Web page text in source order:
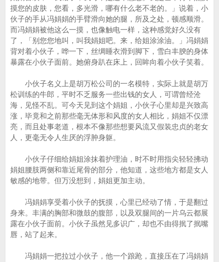
摸您的皮肤，您看，多光滑，哪有什么老不老的。」说着，小
伙子的手从冯娟娟的手臂滑向她的腿，所及之处，顿感顺滑。
而冯娟娟被他这么一摸，也像触电一样，这种感觉好久没有
了，「别您您地叫，叫我娟姐吧。来，给姐涂涂油。」冯娟娟
背对着小伙子，哗一下，丝绸睡衣滑到脚下，雪白丰腴的身体
暴露在小伙子面前。她俯身趴在床上，回眸向着小伙子笑着。
小伙子名义上是胡万松公司的一名模特，实际上就是胡万
松训练的牛郎，平时不乏服务一些出钱的女人，可谓曾经沧
海，见怪不乱。可今天见到这个娟姐，小伙子心里却是兴致高
涨，毕竟和之前那些毫无体形和风度的女人相比，娟姐不仅漂
亮，而且处事老道，根本不像那些想要风流又假装忠贞的老女
人，更毫无令人生厌的浮肿身躯。
小伙子仔细给娟姐涂抹着护理油，时不时用指尖轻轻拂动
娟姐腰肢两侧和靠近尾骨的部分，他知道，这些地方都是女人
敏感的地带。但万没想到，娟姐更加主动。
冯娟娟享受着小伙子的抚摸，心里已经动了情，于是翻过
身来。丰满的胸部和微鼓的腹部，以及双腿间的一片乌云都展
露在小伙子面前。小伙子虽然见多识广，却也不由得抿了抿嘴
唇，站了起来。
冯娟娟一把拉过小伙子，他一个踉跄，直接压在了冯娟娟